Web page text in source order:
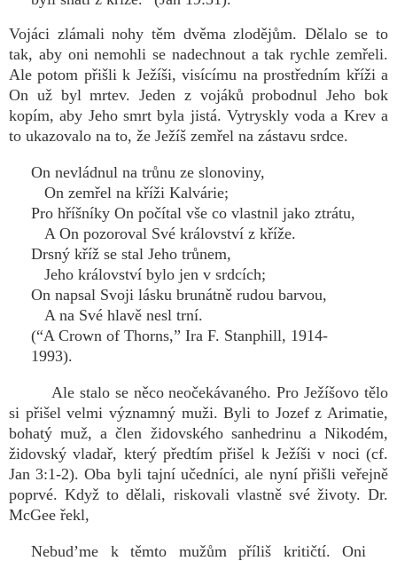
Vojáci zlámali nohy těm dvěma zlodějům. Dělalo se to
tak, aby oni nemohli se nadechnout a tak rychle zemřeli.
Ale potom přišli k Ježíši, visícímu na prostředním kříži a
On už byl mrtev. Jeden z vojáků probodnul Jeho bok
kopím, aby Jeho smrt byla jistá. Vytryskly voda a Krev a
to ukazovalo na to, že Ježíš zemřel na zástavu srdce.
On nevládnul na trůnu ze slonoviny,
On zemřel na kříži Kalvárie;
Pro hříšníky On počítal vše co vlastnil jako ztrátu,
A On pozoroval Své království z kříže.
Drsný kříž se stal Jeho trůnem,
Jeho království bylo jen v srdcích;
On napsal Svoji lásku brunátně rudou barvou,
A na Své hlavě nesl trní.
(“A Crown of Thorns,” Ira F. Stanphill, 1914-
1993).
Ale stalo se něco neočekávaného. Pro Ježíšovo tělo
si přišel velmi významný muži. Byli to Jozef z Arimatie,
bohatý muž, a člen židovského sanhedrinu a Nikodém,
židovský vladař, který předtím přišel k Ježíši v noci (cf.
Jan 3:1-2). Oba byli tajní učedníci, ale nyní přišli veřejně
poprvé. Když to dělali, riskovali vlastně své životy. Dr.
McGee řekl,
Nebud’me k těmto mužům příliš kritičtí. Oni